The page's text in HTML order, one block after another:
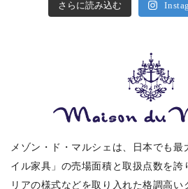
さらに読み込む
メゾン・ド・マルシェは、日本でも最
イル家具」の売場面積と取扱点数を誇
リアの様式などを取り入れた格調高い